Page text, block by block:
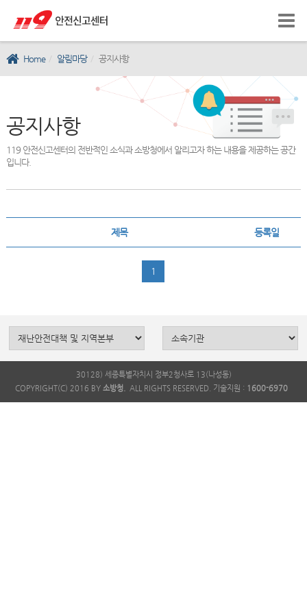
Home 알림마당 공지사항
공지사항
119 안전신고센터의 전반적인 소식과 소방청에서 알리고자 하는 내용을 제공하는 공간
입니다.
제목 등록일
1
30128) 세종특별자치시 정부2청사로 13(나성동)
COPYRIGHT(C) 2016 BY 소방청. ALL RIGHTS RESERVED. 기술지원 : 1600-6970